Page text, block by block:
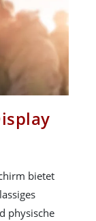
bietet
physische